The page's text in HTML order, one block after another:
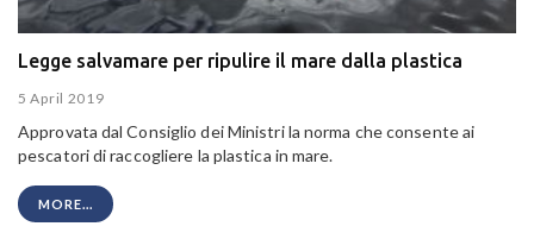
Legge salvamare per ripulire il mare dalla plastica
5 April 2019
Approvata dal Consiglio dei Ministri la norma che consente ai
pescatori di raccogliere la plastica in mare.
MORE...